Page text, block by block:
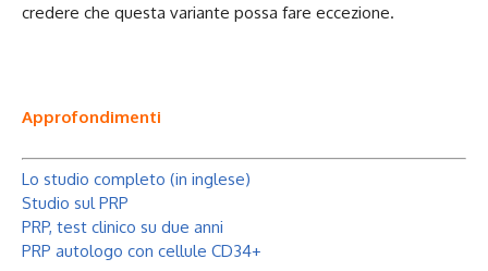
credere che questa variante possa fare eccezione.
Approfondimenti
Lo studio completo (in inglese)
Studio sul PRP
PRP, test clinico su due anni
PRP autologo con cellule CD34+